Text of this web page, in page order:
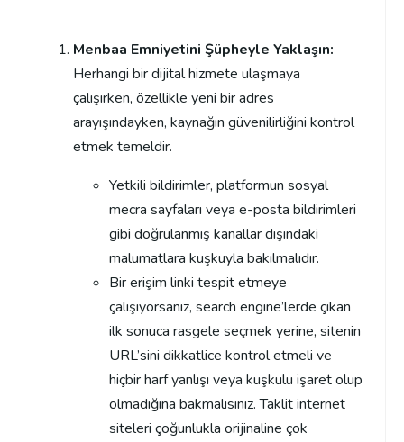
Menbaa Emniyetini Şüpheyle Yaklaşın:
Herhangi bir dijital hizmete ulaşmaya
çalışırken, özellikle yeni bir adres
arayışındayken, kaynağın güvenilirliğini kontrol
etmek temeldir.
Yetkili bildirimler, platformun sosyal
mecra sayfaları veya e-posta bildirimleri
gibi doğrulanmış kanallar dışındaki
malumatlara kuşkuyla bakılmalıdır.
Bir erişim linki tespit etmeye
çalışıyorsanız, search engine’lerde çıkan
ilk sonuca rasgele seçmek yerine, sitenin
URL’sini dikkatlice kontrol etmeli ve
hiçbir harf yanlışı veya kuşkulu işaret olup
olmadığına bakmalısınız. Taklit internet
siteleri çoğunlukla orijinaline çok